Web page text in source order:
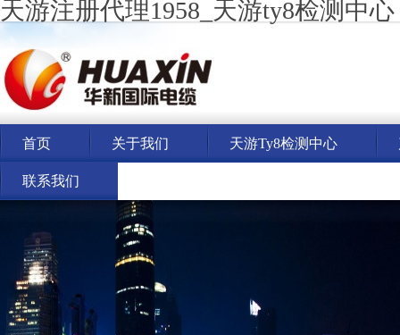
天游注册代理1958_天游ty8检测中心
首页 关于我们 天游ty8检测中心
联系我们